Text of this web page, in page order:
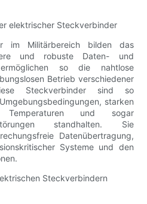
elektrischer Steckverbinder
im Militärbereich bilden das
und robuste Daten- und
so die nahtlose
Betrieb verschiedener
Steckverbinder sind so
starken
Temperaturen und sogar
standhalten. Sie
Datenübertragung,
Systeme und den
Steckverbindern